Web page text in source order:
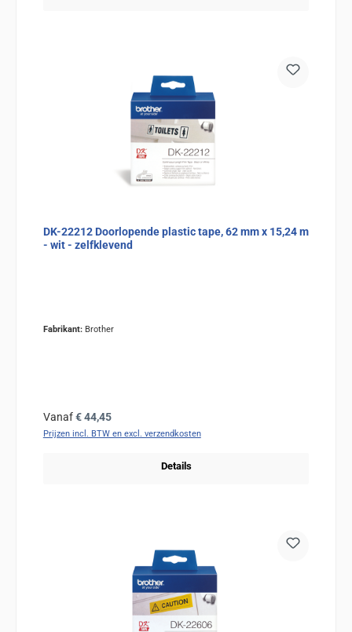
DK-22212 Doorlopende plastic tape, 62 mm x 15,24 m
- wit - zelfklevend
Fabrikant: Brother
Normale prijs:
Vanaf€ 44,45
Prijzen incl. BTW en excl. verzendkosten
Details